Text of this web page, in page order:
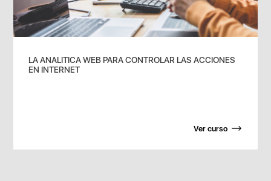
LA ANALITICA WEB PARA CONTROLAR LAS ACCIONES
EN INTERNET
Ver curso